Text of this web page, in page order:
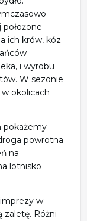
ich krów, kóz
i wyrobu
W sezonie
okolicach
pokażemy
powrotna
na
lotnisko
w
zaletę. Różni